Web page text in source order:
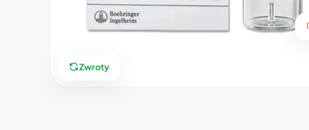
Zwroty